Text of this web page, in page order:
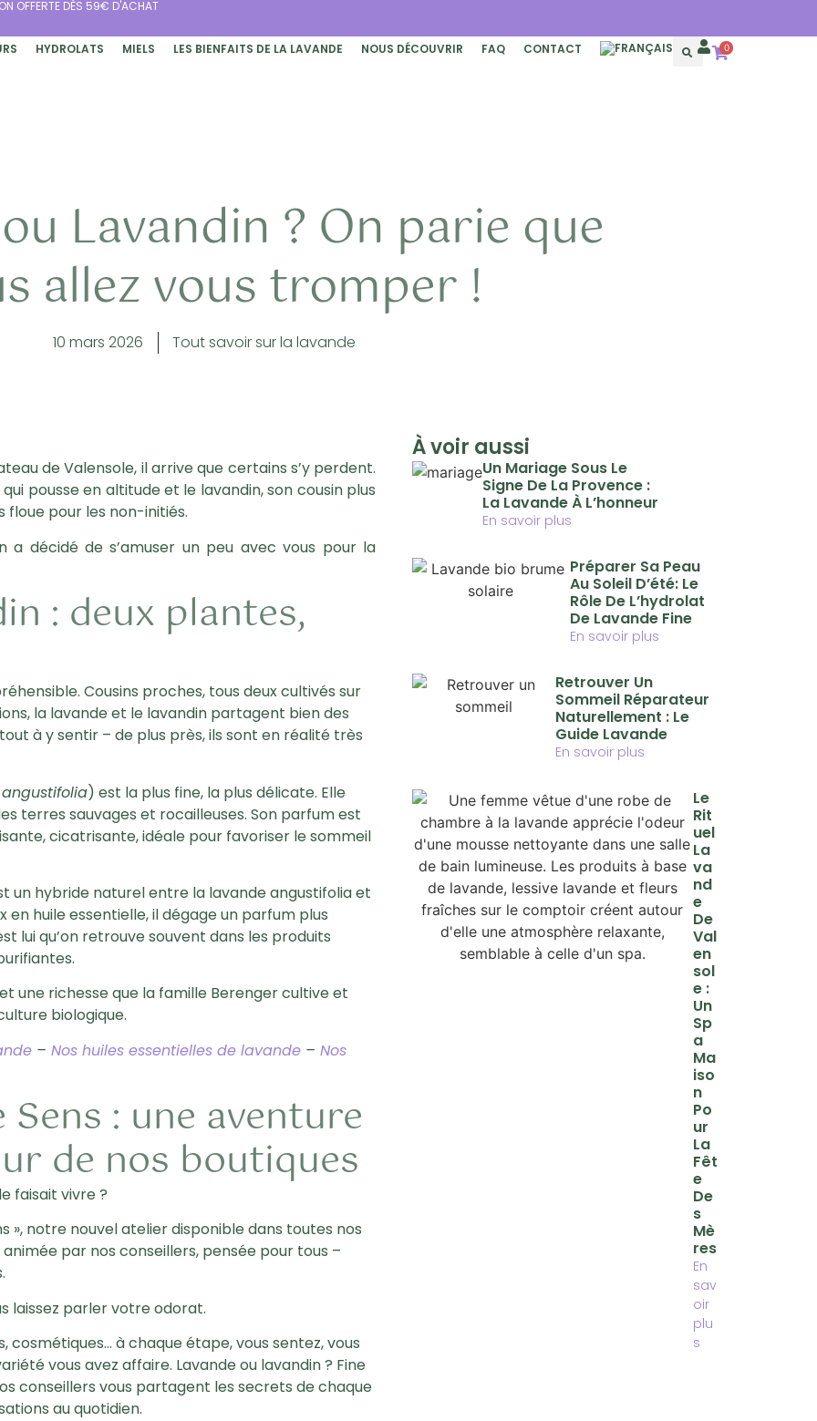
OFFERTE DÈS 59€ D'ACHAT
HYDROLATS MIELS LES BIENFAITS DE LA LAVANDE NOUS DÉCOUVRIR FAQ CONTACT 0
Lavandin ? On parie que
allez vous tromper !
10 mars 2026 Tout savoir sur la lavande
de Valensole, il arrive que certains s’y perdent.
pousse en altitude et le lavandin, son cousin plus
pour les non-initiés.
a décidé de s’amuser un peu avec vous pour la
: deux plantes,
Cousins proches, tous deux cultivés sur
la lavande et le lavandin partagent bien des
à y sentir – de plus près, ils sont en réalité très
) est la plus fine, la plus délicate. Elle
terres sauvages et rocailleuses. Son parfum est
cicatrisante, idéale pour favoriser le sommeil
un hybride naturel entre la lavande angustifolia et
en huile essentielle, il dégage un parfum plus
lui qu’on retrouve souvent dans les produits
une richesse que la famille Berenger cultive et
biologique.
– Nos huiles essentielles de lavande– Nos
: une aventure
de nos boutiques
faisait vivre ?
», notre nouvel atelier disponible dans toutes nos
par nos conseillers, pensée pour tous –
laissez parler votre odorat.
cosmétiques… à chaque étape, vous sentez, vous
vous avez affaire. Lavande ou lavandin ? Fine
conseillers vous partagent les secrets de chaque
au quotidien.
À voir aussi
Un Mariage Sous Le
Signe De La Provence :
La Lavande À L’honneur
En savoir plus
Préparer Sa Peau
Au Soleil D’été: Le
Rôle De L’hydrolat
De Lavande Fine
En savoir plus
Retrouver Un
Sommeil Réparateur
Naturellement : Le
Guide Lavande
En savoir plus
Le
Rit
Uel
La
Va
Nd
E
De
Val
En
Sol
E :
Un
Sp
A
Ma
Iso
N
Po
Ur
La
Fêt
E
De
S
Mè
Res
En
sav
oir
plu
s